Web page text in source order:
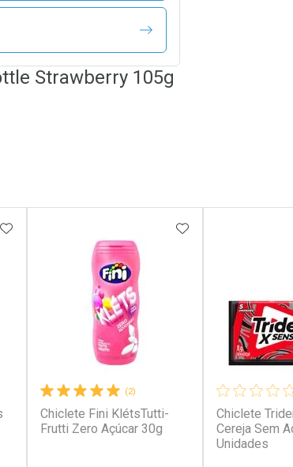
Strawberry 105g
ADICIONAR AOS FAVORITOS
(2)
Chiclete Fini KlétsTutti-
Frutti Zero Açúcar 30g
ADICIONAR AOS
Chiclete
Cereja Sem
Unidades